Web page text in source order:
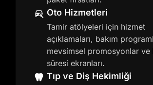
Oto Hizmetleri
Tamir atölyeleri için hizmet
açıklamaları, bakım
mevsimsel promosyonlar ve
süresi ekranları.
Tıp ve Diş Hekimliği